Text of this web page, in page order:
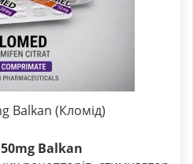
Balkan (Кломід)
Balkan